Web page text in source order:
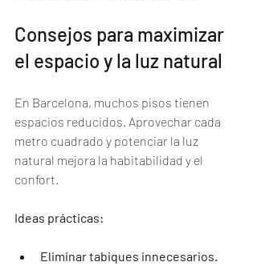
Consejos para maximizar
el espacio y la luz natural
En Barcelona, muchos pisos tienen
espacios reducidos. Aprovechar cada
metro cuadrado y potenciar la luz
natural mejora la habitabilidad y el
confort.
Ideas prácticas:
Eliminar tabiques innecesarios.